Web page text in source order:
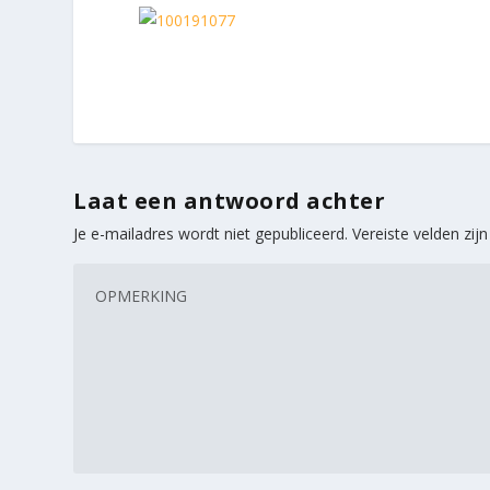
Laat een antwoord achter
Je e-mailadres wordt niet gepubliceerd. Vereiste velden